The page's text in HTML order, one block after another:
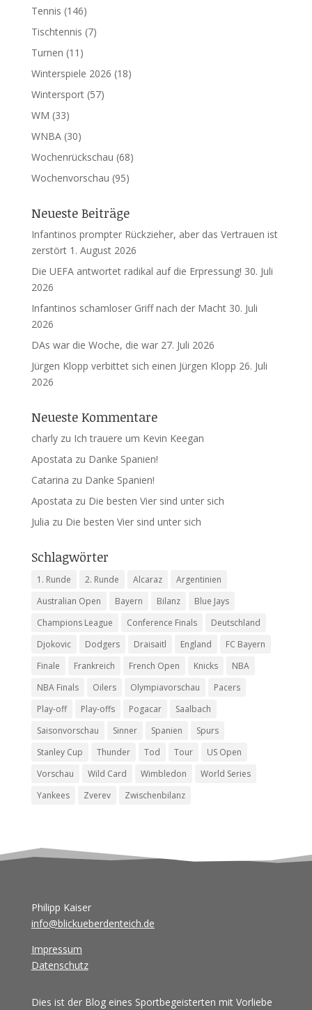
Tennis (146)
Tischtennis (7)
Turnen (11)
Winterspiele 2026 (18)
Wintersport(57)
WM (33)
WNBA(30)
Wochenrückschau (68)
Wochenvorschau (95)
Neueste Beiträge
Infantinos prompter Rückzieher, aber das Vertrauen ist
zerstört 1. August 2026
Die UEFA antwortet radikal auf die Erpressung! 30. Juli
2026
Infantinos schamloser Griff nach der Macht 30. Juli
2026
DAs war die Woche, die war 27. Juli 2026
Jürgen Klopp verbittet sich einen Jürgen Klopp 26. Juli
2026
Neueste Kommentare
charlyzu Ich trauere um Kevin Keegan
Apostata zu Danke Spanien!
Catarina zu Danke Spanien!
Apostata zu Die besten Vier sind unter sich
Julia zu Die besten Vier sind unter sich
Schlagwörter
1. Runde 2. Runde Alcaraz
Argentinien
Australian Open
Bayern Bilanz
Blue Jays
Champions League
Conference Finals
Deutschland
Djokovic
Dodgers Draisaitl England
FC Bayern
Finale
Frankreich French Open Knicks
NBA
NBA Finals
Oilers Olympiavorschau
Pacers
Play-off
Play-offs Pogacar
Saalbach
Saisonvorschau
Sinner Spanien
Spurs
Stanley Cup
Thunder Tod Tour
US Open
Vorschau
Wild Card Wimbledon
World Series
Yankees
Zverev Zwischenbilanz
Philipp Kaiser
info@blickueberdenteich.de
Impressum
Datenschutz
Dies ist der Blog eines Sportbegeisterten mit Vorliebe